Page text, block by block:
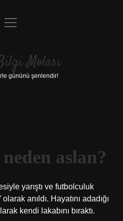
Uyarı
menüyü
Molası
gününü şenlendir!
aslan?
yarıştı ve futbolculuk
anıldı. Hayatını adadığı
kendi lakabını bıraktı.